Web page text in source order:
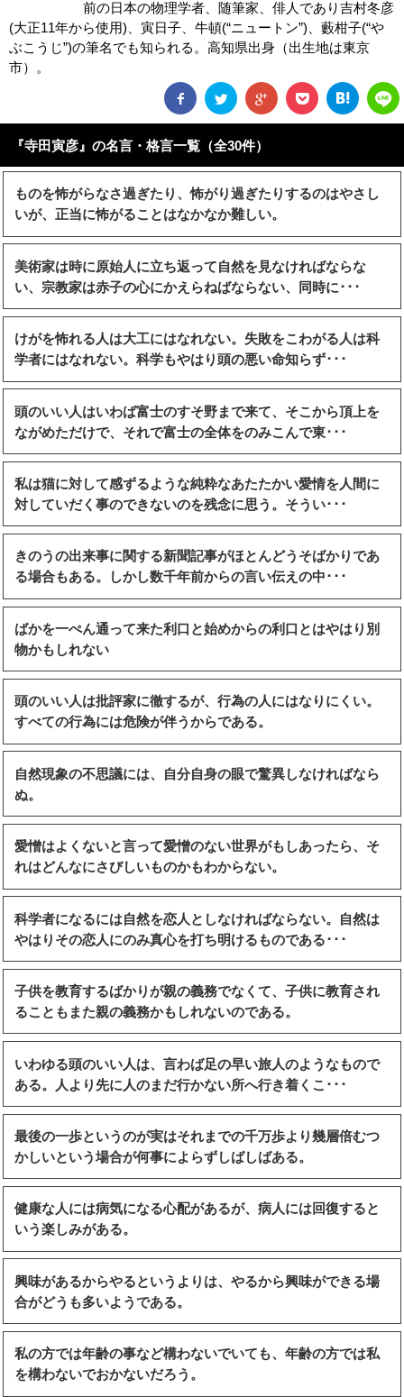
前の日本の物理学者、随筆家、俳人であり吉村冬彦
(大正11年から使用)、寅日子、牛頓(“ニュートン”)、藪柑子(“や
ぶこうじ”)の筆名でも知られる。高知県出身（出生地は東京
市）。
『寺田寅彦』の名言・格言一覧（全30件）
ものを怖がらなさ過ぎたり、怖がり過ぎたりするのはやさし
いが、正当に怖がることはなかなか難しい。
美術家は時に原始人に立ち返って自然を見なければならな
い、宗教家は赤子の心にかえらねばならない、同時に･･･
けがを怖れる人は大工にはなれない。失敗をこわがる人は科
学者にはなれない。科学もやはり頭の悪い命知らず･･･
頭のいい人はいわば富士のすそ野まで来て、そこから頂上を
ながめただけで、それで富士の全体をのみこんで東･･･
私は猫に対して感ずるような純粋なあたたかい愛情を人間に
対していだく事のできないのを残念に思う。そうい･･･
きのうの出来事に関する新聞記事がほとんどうそばかりであ
る場合もある。しかし数千年前からの言い伝えの中･･･
ばかを一ぺん通って来た利口と始めからの利口とはやはり別
物かもしれない
頭のいい人は批評家に徹するが、行為の人にはなりにくい。
すべての行為には危険が伴うからである。
自然現象の不思議には、自分自身の眼で驚異しなければなら
ぬ。
愛憎はよくないと言って愛憎のない世界がもしあったら、そ
れはどんなにさびしいものかもわからない。
科学者になるには自然を恋人としなければならない。自然は
やはりその恋人にのみ真心を打ち明けるものである･･･
子供を教育するばかりが親の義務でなくて、子供に教育され
ることもまた親の義務かもしれないのである。
いわゆる頭のいい人は、言わば足の早い旅人のようなもので
ある。人より先に人のまだ行かない所へ行き着くこ･･･
最後の一歩というのが実はそれまでの千万歩より幾層倍むつ
かしいという場合が何事によらずしばしばある。
健康な人には病気になる心配があるが、病人には回復すると
いう楽しみがある。
興味があるからやるというよりは、やるから興味ができる場
合がどうも多いようである。
私の方では年齢の事など構わないでいても、年齢の方では私
を構わないでおかないだろう。